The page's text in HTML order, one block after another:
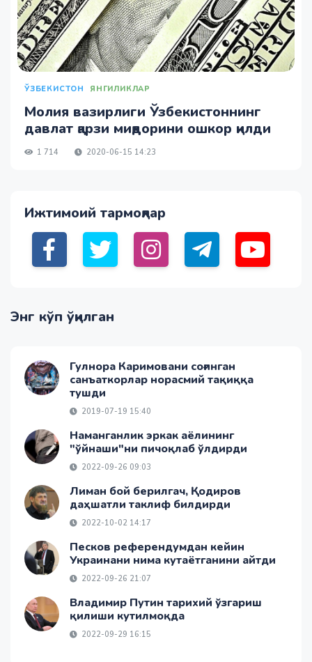
ЎЗБЕКИСТОН ЯНГИЛИКЛАР
Молия вазирлиги Ўзбекистоннинг
давлат қарзи миқдорини ошкор қилди
1 714 2020-06-15 14:23
Ижтимоий тармоқлар
Энг кўп ўқилган
Гулнора Каримовани соғинган
санъаткорлар норасмий тақиққа
тушди
2019-07-19 15:40
Наманганлик эркак аёлининг
"ўйнаши"ни пичоқлаб ўлдирди
2022-09-26 09:03
Лиман бой берилгач, Қодиров
даҳшатли таклиф билдирди
2022-10-02 14:17
Песков референдумдан кейин
Украинани нима кутаётганини айтди
2022-09-26 21:07
Владимир Путин тарихий ўзгариш
қилиши кутилмоқда
2022-09-29 16:15